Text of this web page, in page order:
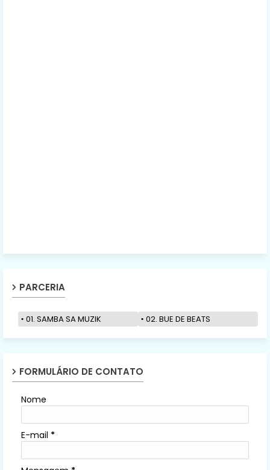
PARCERIA
01. SAMBA SA MUZIK 02. BUE DE BEATS
FORMULÁRIO DE CONTATO
Nome
E-mail *